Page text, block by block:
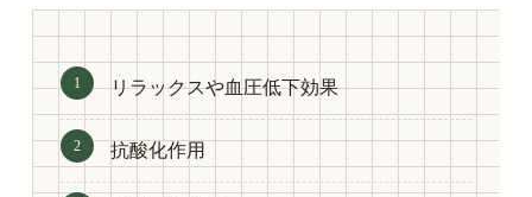
リラックスや血圧低下効果
抗酸化作用